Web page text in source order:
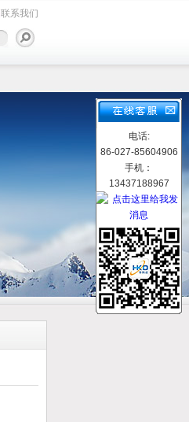
联系我们
电话:
86-027-85604906
手机：
13437188967